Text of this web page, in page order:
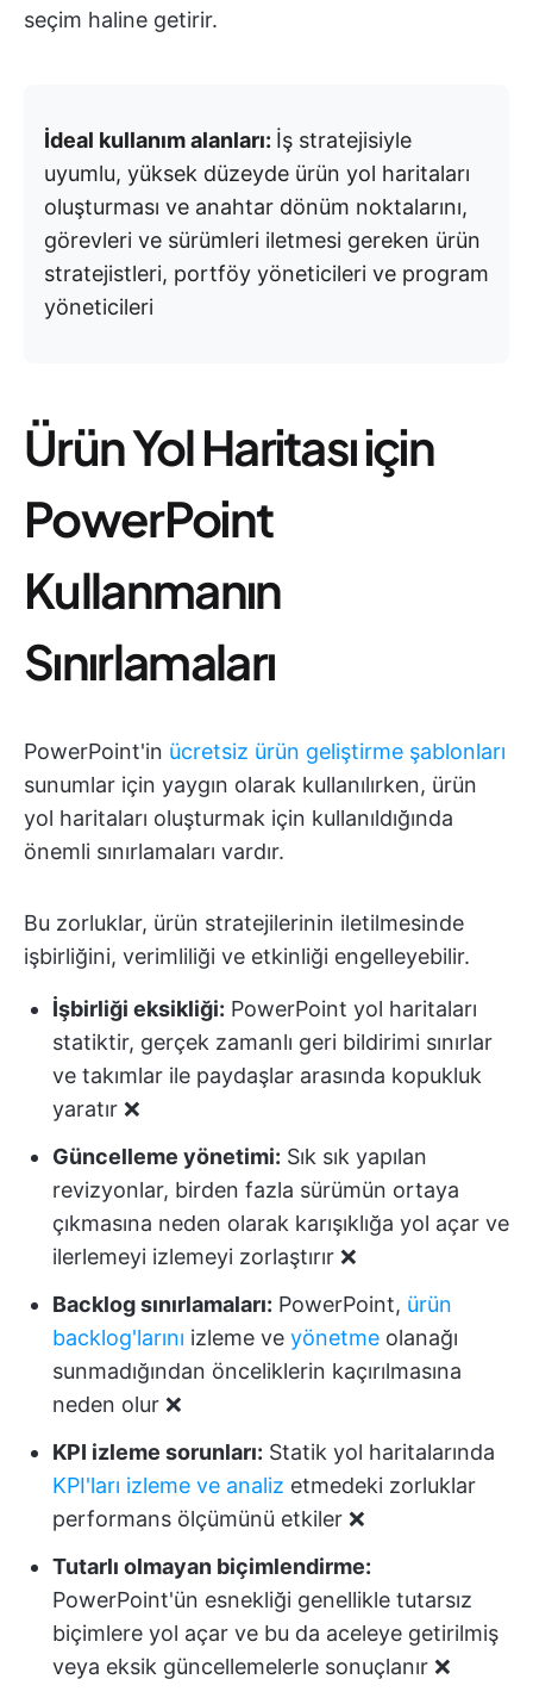
seçim haline getirir.
İdeal kullanım alanları: İş stratejisiyle
uyumlu, yüksek düzeyde ürün yol haritaları
oluşturması ve anahtar dönüm noktalarını,
görevleri ve sürümleri iletmesi gereken ürün
stratejistleri, portföy yöneticileri ve program
yöneticileri
Ürün Yol Haritası için
PowerPoint
Kullanmanın
Sınırlamaları
PowerPoint'in ücretsiz ürün geliştirme şablonları
sunumlar için yaygın olarak kullanılırken, ürün
yol haritaları oluşturmak için kullanıldığında
önemli sınırlamaları vardır.
Bu zorluklar, ürün stratejilerinin iletilmesinde
işbirliğini, verimliliği ve etkinliği engelleyebilir.
İşbirliği eksikliği: PowerPoint yol haritaları
statiktir, gerçek zamanlı geri bildirimi sınırlar
ve takımlar ile paydaşlar arasında kopukluk
yaratır ❌
Güncelleme yönetimi: Sık sık yapılan
revizyonlar, birden fazla sürümün ortaya
çıkmasına neden olarak karışıklığa yol açar ve
ilerlemeyi izlemeyi zorlaştırır ❌
Backlog sınırlamaları: PowerPoint, ürün
backlog'larını izleme ve yönetme olanağı
sunmadığından önceliklerin kaçırılmasına
neden olur ❌
KPI izleme sorunları: Statik yol haritalarında
KPI'ları izleme ve analiz etmedeki zorluklar
performans ölçümünü etkiler ❌
Tutarlı olmayan biçimlendirme:
PowerPoint'ün esnekliği genellikle tutarsız
biçimlere yol açar ve bu da aceleye getirilmiş
veya eksik güncellemelerle sonuçlanır ❌